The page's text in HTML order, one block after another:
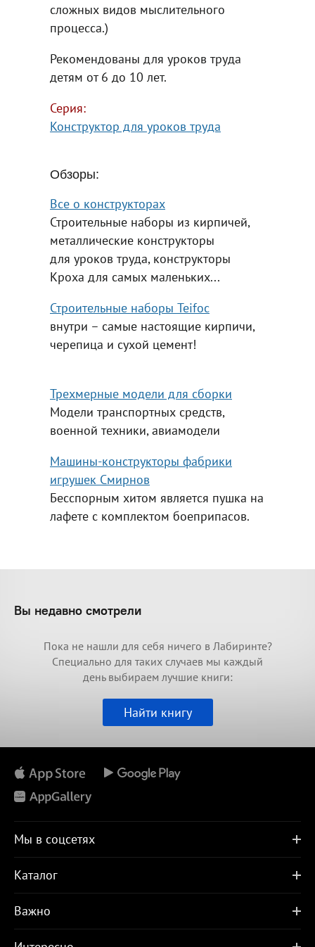
сложных видов мыслительного
процесса.)
Рекомендованы для уроков труда
детям от 6 до 10 лет.
Серия:
Конструктор для уроков труда
Обзоры:
Все о конструкторах
Строительные наборы из кирпичей,
металлические конструкторы
для уроков труда, конструкторы
Кроха для самых маленьких...
Строительные наборы Teifoc
внутри – самые настоящие кирпичи,
черепица и сухой цемент!
Трехмерные модели для сборки
Модели транспортных средств,
военной техники, авиамодели
Машины-конструкторы фабрики
игрушек Смирнов
Бесспорным хитом является пушка на
лафете с комплектом боеприпасов.
Вы недавно смотрели
Пока не нашли для себя ничего в Лабиринте?
Специально для таких случаев мы каждый
день выбираем лучшие книги:
Найти книгу
Мы в соцсетях
Каталог
Важно